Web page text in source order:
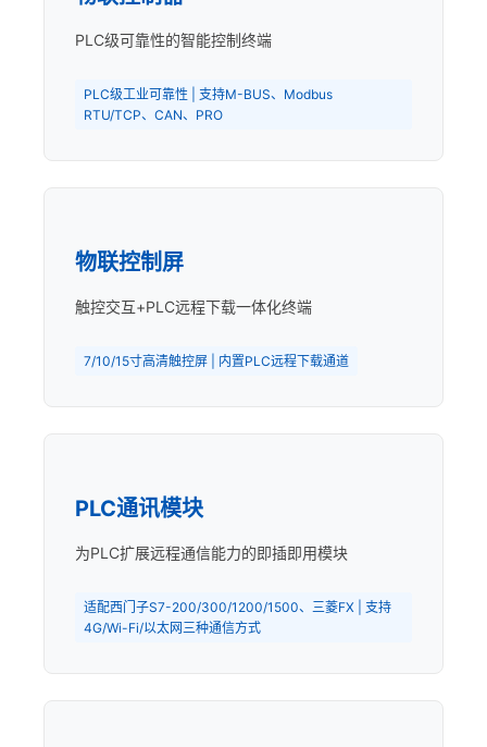
PLC级可靠性的智能控制终端
PLC级工业可靠性 | 支持M-BUS、Modbus
RTU/TCP、CAN、PRO
物联控制屏
触控交互+PLC远程下载一体化终端
7/10/15寸高清触控屏 | 内置PLC远程下载通道
PLC通讯模块
为PLC扩展远程通信能力的即插即用模块
适配西门子S7-200/300/1200/1500、三菱FX | 支持
4G/Wi-Fi/以太网三种通信方式